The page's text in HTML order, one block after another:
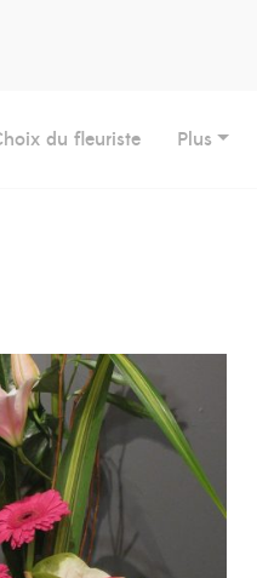
du fleuriste Plus